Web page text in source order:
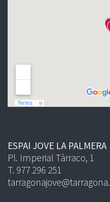
ESPAI JOVE LA PALMERA
Pl. Imperial Tàrraco, 1
T. 977 296 251